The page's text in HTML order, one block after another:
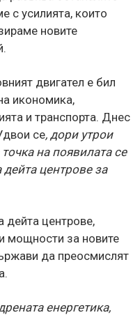
с усилията, които
новите
двигател е бил
икономика,
и транспорта. Днес
се, дори утрои
на появилата се
центрове за
дейта центрове,
мощности за новите
да преосмислят
енергетика,